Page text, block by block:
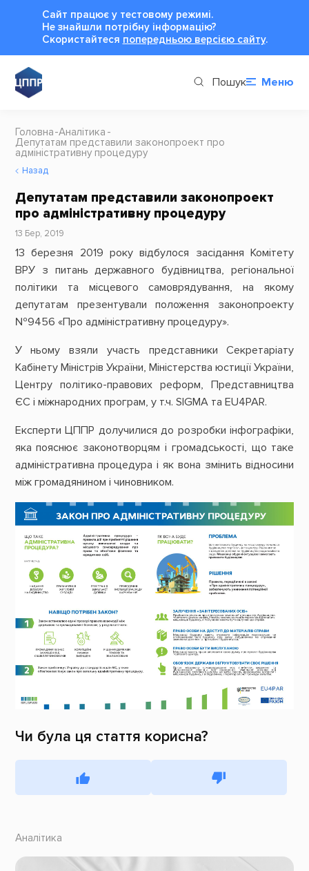
Сайт працює у тестовому режимі.
Не знайшли потрібну інформацію?
Cкористайтеся попередньою версією сайту.
Пошук Меню
Головна Аналітика
Депутатам представили законопроект про
адміністративну процедуру
Назад
Депутатам представили законопроект
про адміністративну процедуру
13 Бер, 2019
13 березня 2019 року відбулося засідання Комітету
ВРУ з питань державного будівництва, регіональної
політики та місцевого самоврядування, на якому
депутатам презентували положення законопроекту
№9456 «Про адміністративну процедуру».
У ньому взяли участь представники Секретаріату
Кабінету Міністрів України, Міністерства юстиції України,
Центру політико-правових реформ, Представництва
ЄС і міжнародних програм, у т.ч. SIGMA та EU4PAR.
Експерти ЦППР долучилися до розробки інфографіки,
яка пояснює законотворцям і громадськості, що таке
адміністративна процедура і як вона змінить відносини
між громадянином і чиновником.
Чи була ця стаття корисна?
Аналітика